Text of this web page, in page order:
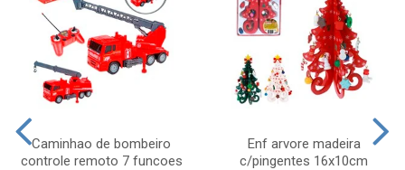
Caminhao de bombeiro
controle remoto 7 funcoes
Enf arvore madeira
c/pingentes 16x10cm